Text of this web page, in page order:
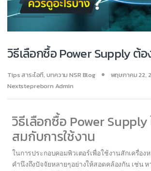
วิธีเลือกซื้อ Power Supply ต้อ
Tips สาระไอที,บทความ NSR Blog
พฤษภาคม 22,
Nextstepreborn Admin
วิธีเลือกซื้อ Power Supply
สมกับการใช้งาน
ในการประกอบคอมพิวเตอร์เพื่อใช้งานสักเครื่อง
คำนึงถึงปัจจัยหลายๆอย่างให้สอดคล้องกัน เช่น ห